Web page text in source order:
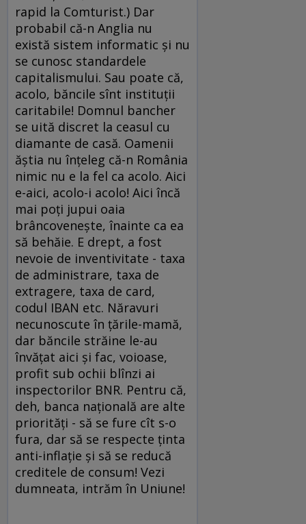
rapid la Comturist.) Dar
probabil că-n Anglia nu
există sistem informatic şi nu
se cunosc standardele
capitalismului. Sau poate că,
acolo, băncile sînt instituţii
caritabile! Domnul bancher
se uită discret la ceasul cu
diamante de casă. Oamenii
ăştia nu înţeleg că-n România
nimic nu e la fel ca acolo. Aici
e-aici, acolo-i acolo! Aici încă
mai poţi jupui oaia
brâncoveneşte, înainte ca ea
să behăie. E drept, a fost
nevoie de inventivitate - taxa
de administrare, taxa de
extragere, taxa de card,
codul IBAN etc. Năravuri
necunoscute în ţările-mamă,
dar băncile străine le-au
învăţat aici şi fac, voioase,
profit sub ochii blînzi ai
inspectorilor BNR. Pentru că,
deh, banca naţională are alte
priorităţi - să se fure cît s-o
fura, dar să se respecte ţinta
anti-inflaţie şi să se reducă
creditele de consum! Vezi
dumneata, intrăm în Uniune!